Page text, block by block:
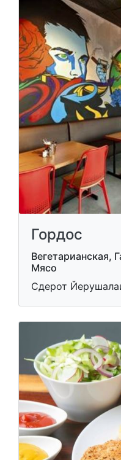
Гордос
Вегетарианская,
Мясо
Сдерот